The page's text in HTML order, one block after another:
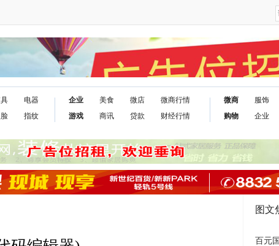
电器
指纹
企业
游戏
美食
商讯
微店
贷款
微商行情
财经行情
微商
购物
服饰
企业
图文
百元